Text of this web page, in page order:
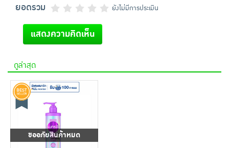
ยอดรวม ยังไม่มีการประเมิน
แสดงความคิดเห็น
ดูล่าสุด
ขออภัยสินค้าหมด